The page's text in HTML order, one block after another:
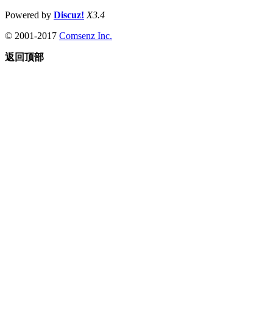
Powered by Discuz! X3.4
© 2001-2017 Comsenz Inc.
返回顶部